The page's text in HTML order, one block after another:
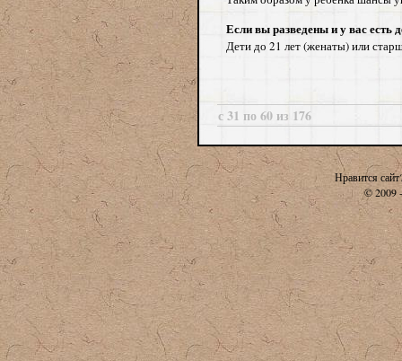
Если вы разведены и у вас есть
Дети до 21 лет (женаты) или
с 31 по 60 из 176
Нравится
© 2009